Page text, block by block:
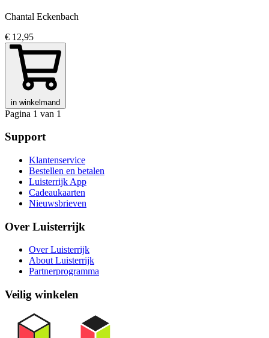
Chantal Eckenbach
€ 12,95
in winkelmand
Pagina 1 van 1
Support
Klantenservice
Bestellen en betalen
Luisterrijk App
Cadeaukaarten
Nieuwsbrieven
Over Luisterrijk
Over Luisterrijk
About Luisterrijk
Partnerprogramma
Veilig winkelen